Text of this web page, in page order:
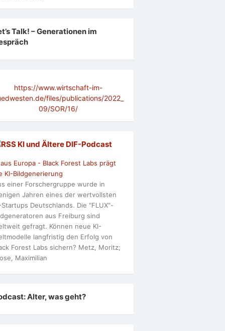
Talk! – Generationen im
https://www.wirtschaft-im-
files/publications/2022_
09/SOR/16/
KI und Ältere DlF-Podcast
aus Europa - Black Forest Labs prägt
KI-Bildgenerierung
einer Forschergruppe wurde in
Jahren eines der wertvollsten
Startups Deutschlands. Die "FLUX"-
aus Freiburg sind
gefragt. Können neue KI-
langfristig den Erfolg von
Forest Labs sichern? Metz, Moritz;
Maximilian
Alter, was geht?